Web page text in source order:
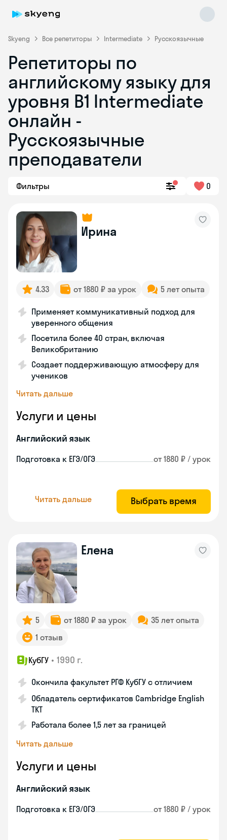
Skyeng Все репетиторы Intermediate Русскоязычные
Репетиторы по
английскому языку для
уровня B1 Intermediate
онлайн -
Русскоязычные
преподаватели
Фильтры 0
Ирина
4.33 от 1880 ₽ за урок 5 лет опыта
Применяет коммуникативный подход для
уверенного общения
Посетила более 40 стран, включая
Великобританию
Создает поддерживающую атмосферу для
учеников
Читать дальше
Услуги и цены
Английский язык
Подготовка к ЕГЭ/ОГЭ от 1880 ₽ / урок
Читать дальше Выбрать время
Елена
5 от 1880 ₽ за урок
35 лет опыта
1 отзыв
КубГУ • 1990 г.
Окончила факультет РГФ КубГУ с отличием
Обладатель сертификатов Cambridge English
TKT
Работала более 1,5 лет за границей
Читать дальше
Услуги и цены
Английский язык
Подготовка к ЕГЭ/ОГЭ от 1880 ₽ / урок
online